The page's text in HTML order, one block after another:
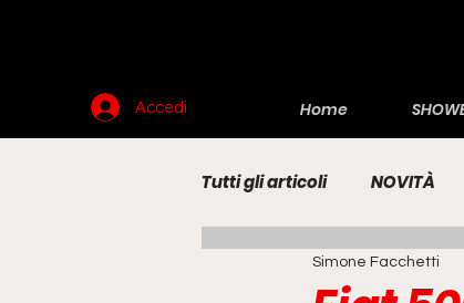
Accedi Home
Tutti gli articoli NOVITÀ
RENDERING MOTO
Simone Facchetti